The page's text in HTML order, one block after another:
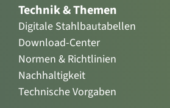
Technik & Themen
Digitale Stahlbautabellen
Download-Center
Normen & Richtlinien
Nachhaltigkeit
Technische Vorgaben